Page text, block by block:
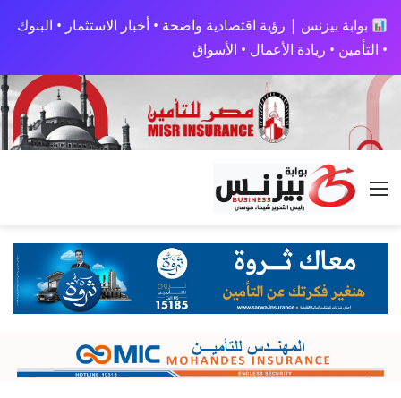
بوابة بيزنس | رؤية اقتصادية واضحة • أخبار الاستثمار • البنوك
• التأمين • ريادة الأعمال • الأسواق
القائمة